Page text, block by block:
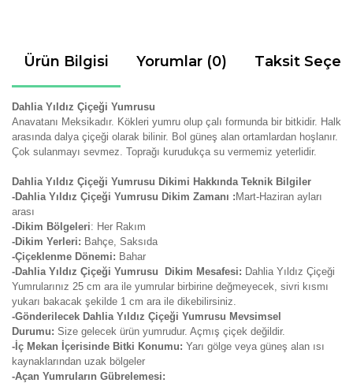
Ürün Bilgisi Yorumlar (0) Taksit
Dahlia Yıldız Çiçeği Yumrusu
Anavatanı Meksikadır. Kökleri yumru olup çalı formunda bir bitkidir. Halk
arasında dalya çiçeği olarak bilinir. Bol güneş alan ortamlardan hoşlanır.
Çok sulanmayı sevmez. Toprağı kurudukça su vermemiz yeterlidir.
Dahlia Yıldız Çiçeği Yumrusu Dikimi Hakkında Teknik Bilgiler
-Dahlia Yıldız Çiçeği Yumrusu Dikim Zamanı : Mart-Haziran ayları
arası
-Dikim Bölgeleri: Her Rakım
-Dikim Yerleri: Bahçe, Saksıda
-Çiçeklenme Dönemi: Bahar
-Dahlia Yıldız Çiçeği Yumrusu Dikim Mesafesi: Dahlia Yıldız Çiçeği
Yumrularınız 25 cm ara ile yumrular birbirine değmeyecek, sivri kısmı
yukarı bakacak şekilde 1 cm ara ile dikebilirsiniz.
-Gönderilecek Dahlia Yıldız Çiçeği Yumrusu Mevsimsel
Durumu: Size gelecek ürün yumrudur. Açmış çiçek değildir.
-İç Mekan İçerisinde Bitki Konumu: Yarı gölge veya güneş alan ısı
kaynaklarından uzak bölgeler
-Açan Yumruların Gübrelemesi: